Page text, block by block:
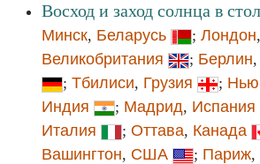
Восход и заход солнца в
Минск, Беларусь ; Лондон,
Великобритания
; Берлин,
; Тбилиси, Грузия ;
Индия
; Мадрид, Испания
Италия
; Оттава, Канада
Вашингтон, США ; Париж,